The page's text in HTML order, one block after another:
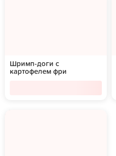
Шримп-доги с
картофелем фри